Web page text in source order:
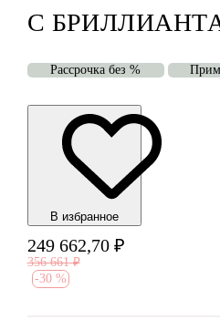
С
Рассрочка без %
В избранноe
249 662,70 ₽
356 661 ₽
-30 %